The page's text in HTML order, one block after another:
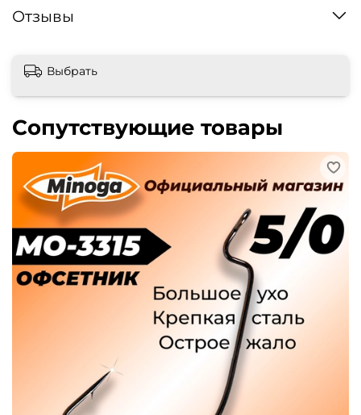
Отзывы
Выбрать
Сопутствующие товары